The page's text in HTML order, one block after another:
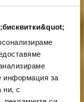
информация за
ни, с